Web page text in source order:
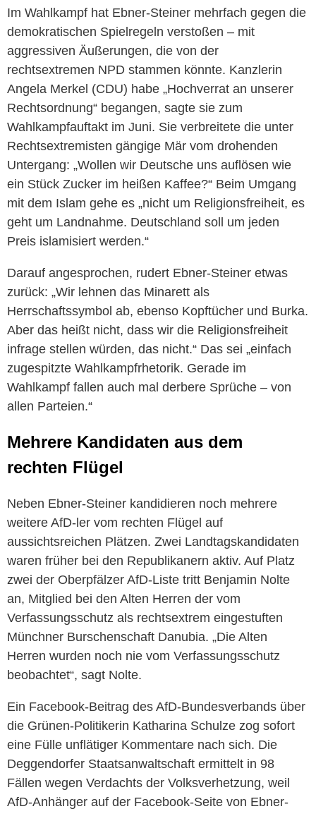
Im Wahlkampf hat Ebner-Steiner mehrfach gegen die
demokratischen Spielregeln verstoßen – mit
aggressiven Äußerungen, die von der
rechtsextremen NPD stammen könnte. Kanzlerin
Angela Merkel (CDU) habe „Hochverrat an unserer
Rechtsordnung“ begangen, sagte sie zum
Wahlkampfauftakt im Juni. Sie verbreitete die unter
Rechtsextremisten gängige Mär vom drohenden
Untergang: „Wollen wir Deutsche uns auflösen wie
ein Stück Zucker im heißen Kaffee?“ Beim Umgang
mit dem Islam gehe es „nicht um Religionsfreiheit, es
geht um Landnahme. Deutschland soll um jeden
Preis islamisiert werden.“
Darauf angesprochen, rudert Ebner-Steiner etwas
zurück: „Wir lehnen das Minarett als
Herrschaftssymbol ab, ebenso Kopftücher und Burka.
Aber das heißt nicht, dass wir die Religionsfreiheit
infrage stellen würden, das nicht.“ Das sei „einfach
zugespitzte Wahlkampfrhetorik. Gerade im
Wahlkampf fallen auch mal derbere Sprüche – von
allen Parteien.“
Mehrere Kandidaten aus dem
rechten Flügel
Neben Ebner-Steiner kandidieren noch mehrere
weitere AfD-ler vom rechten Flügel auf
aussichtsreichen Plätzen. Zwei Landtagskandidaten
waren früher bei den Republikanern aktiv. Auf Platz
zwei der Oberpfälzer AfD-Liste tritt Benjamin Nolte
an, Mitglied bei den Alten Herren der vom
Verfassungsschutz als rechtsextrem eingestuften
Münchner Burschenschaft Danubia. „Die Alten
Herren wurden noch nie vom Verfassungsschutz
beobachtet“, sagt Nolte.
Ein Facebook-Beitrag des AfD-Bundesverbands über
die Grünen-Politikerin Katharina Schulze zog sofort
eine Fülle unflätiger Kommentare nach sich. Die
Deggendorfer Staatsanwaltschaft ermittelt in 98
Fällen wegen Verdachts der Volksverhetzung, weil
AfD-Anhänger auf der Facebook-Seite von Ebner-